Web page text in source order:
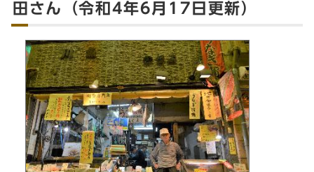
田さん（令和4年6月17日更新）